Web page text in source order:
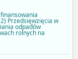
finansowania
Przedsięwzięcia w
odpadów
rolnych na